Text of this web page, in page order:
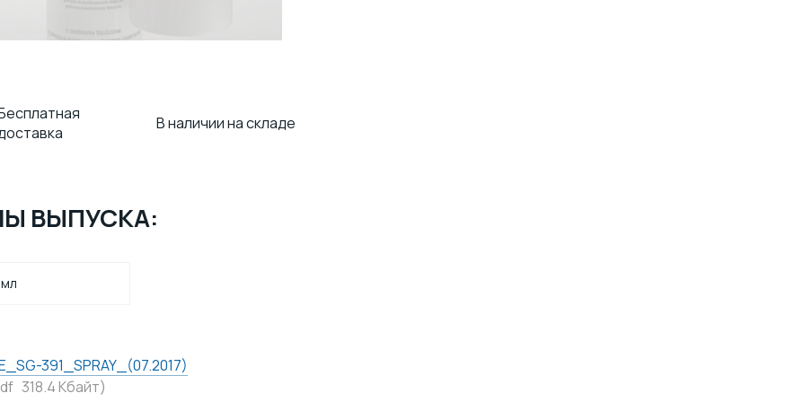
В наличии на складе
ВЫПУСКА:
391_SPRAY_(07.2017)
318.4 Кбайт)